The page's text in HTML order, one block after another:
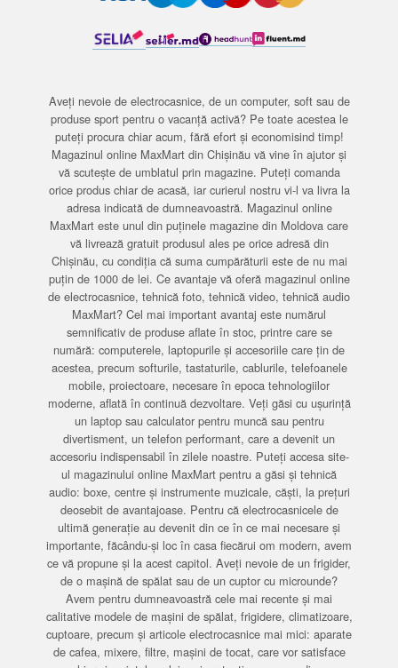
Aveți nevoie de electrocasnice, de un computer, soft sau de
produse sport pentru o vacanță activă? Pe toate acestea le
puteți procura chiar acum, fără efort și economisind timp!
Magazinul online MaxMart din Chișinău vă vine în ajutor și
vă scutește de umblatul prin magazine. Puteți comanda
orice produs chiar de acasă, iar curierul nostru vi-l va livra la
adresa indicată de dumneavoastră. Magazinul online
MaxMart este unul din puținele magazine din Moldova care
vă livrează gratuit produsul ales pe orice adresă din
Chișinău, cu condiția că suma cumpărăturii este de nu mai
puțin de 1000 de lei. Ce avantaje vă oferă magazinul online
de electrocasnice, tehnică foto, tehnică video, tehnică audio
MaxMart? Cel mai important avantaj este numărul
semnificativ de produse aflate în stoc, printre care se
numără: computerele, laptopurile și accesoriile care țin de
acestea, precum softurile, tastaturile, cablurile, telefoanele
mobile, proiectoare, necesare în epoca tehnologiilor
moderne, aflată în continuă dezvoltare. Veți găsi cu ușurință
un laptop sau calculator pentru muncă sau pentru
divertisment, un telefon performant, care a devenit un
accesoriu indispensabil în zilele noastre. Puteți accesa site-
ul magazinului online MaxMart pentru a găsi și tehnică
audio: boxe, centre și instrumente muzicale, căști, la prețuri
deosebit de avantajoase. Pentru că electrocasnicele de
ultimă generație au devenit din ce în ce mai necesare și
importante, făcându-și loc în casa fiecărui om modern, avem
ce vă propune și la acest capitol. Aveți nevoie de un frigider,
de o mașină de spălat sau de un cuptor cu microunde?
Avem pentru dumneavoastră cele mai recente și mai
calitative modele de mașini de spălat, frigidere, climatizoare,
cuptoare, precum și articole electrocasnice mai mici: aparate
de cafea, mixere, filtre, mașini de tocat, care vor satisface